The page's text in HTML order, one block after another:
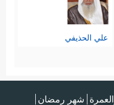
علي الحذيفي
شهر رمضان